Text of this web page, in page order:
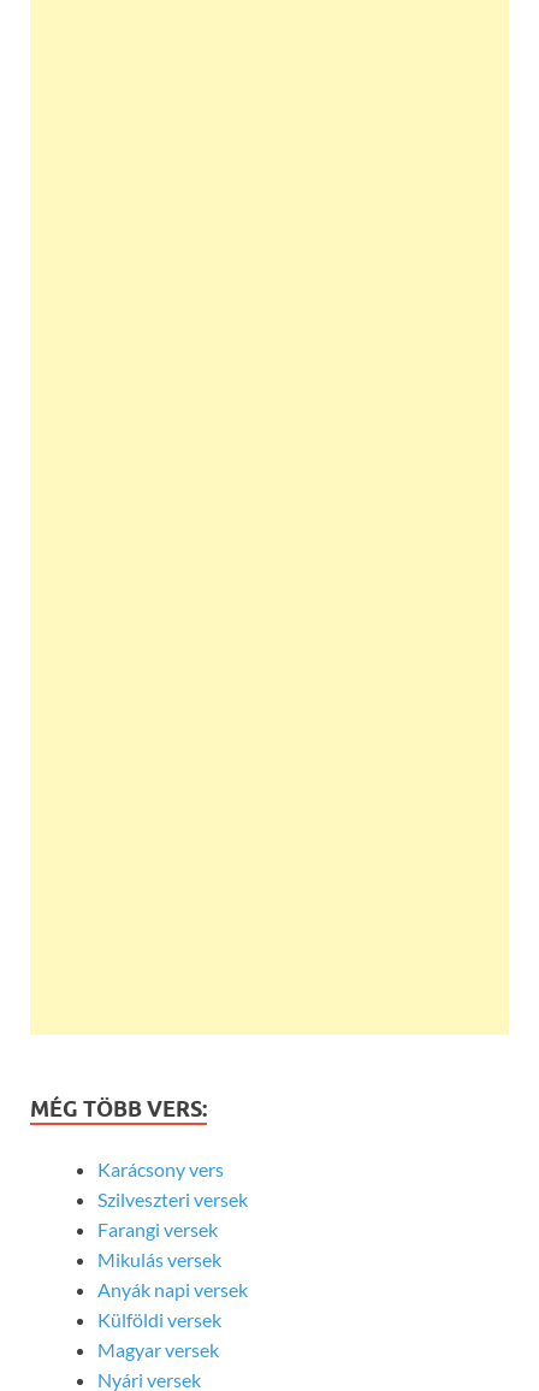
MÉG TÖBB VERS:
Karácsony vers
Szilveszteri versek
Farangi versek
Mikulás versek
Anyák napi versek
Külföldi versek
Magyar versek
Nyári versek